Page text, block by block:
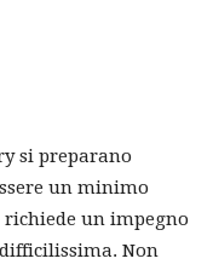
si preparano
un minimo
un impegno
Non